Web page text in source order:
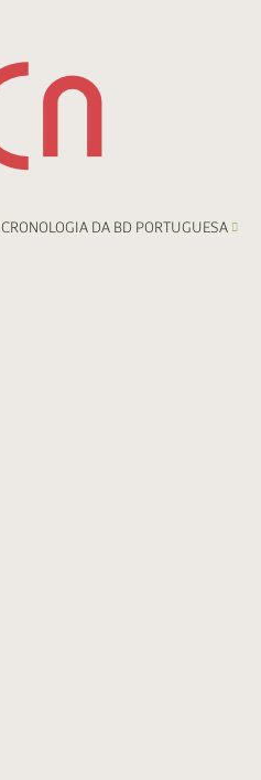
CRONOLOGIA DA BD PORTUGUESA